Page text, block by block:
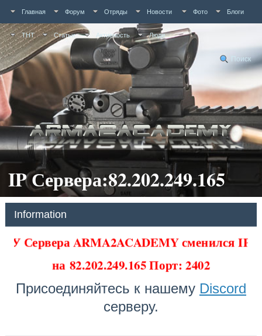
Главная Форум Отряды Новости Фото Блоги
ТНТ Статьи Активность Люди
Поиск
IP Сервера:82.202.249.165
Information
У Сервера ARMA2ACADEMY сменился IP
на82.202.249.165 Порт: 2402
Присоединяйтесь к нашему Discord
серверу.